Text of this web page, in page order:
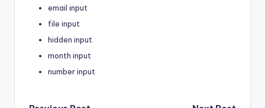
email input
file input
hidden input
month input
number input